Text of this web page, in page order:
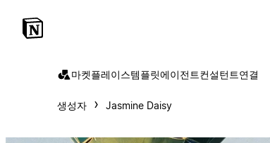
마켓플레이스템플릿에이전트컨설턴트연결
생성자 Jasmine Daisy